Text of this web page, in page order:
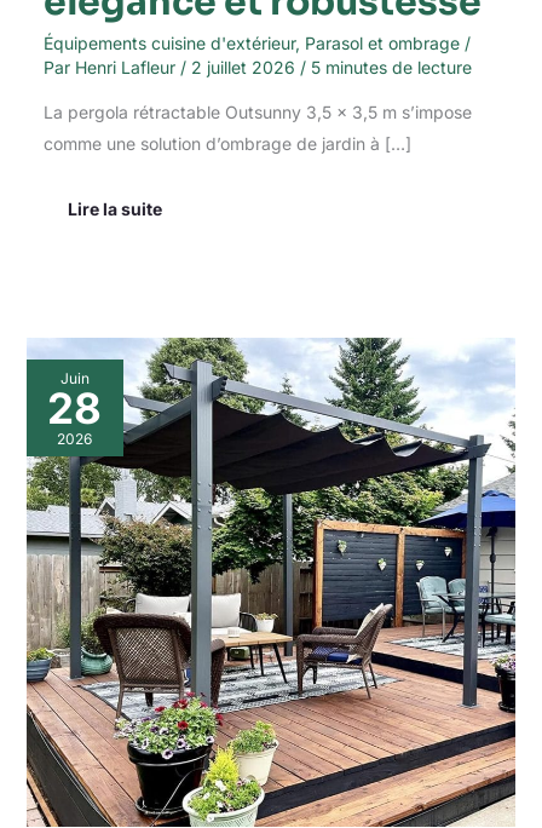
Équipements cuisine d'extérieur, Parasol et ombrage/
Par Henri Lafleur / 2 juillet 2026 / 5 minutes de lecture
La pergola rétractable Outsunny 3,5 x 3,5 m s’impose
comme une solution d’ombrage de jardin à […]
Lire la suite
Juin
28
2026
Test
:
pergola
aluminium
purple
leaf
4
x
3
m,
élégance
et
protection
uv